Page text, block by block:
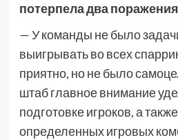
потерпела два
— У команды не было
выигрывать во всех
приятно, но не было
штаб главное внимание
подготовке игроков, а
определенных игровых